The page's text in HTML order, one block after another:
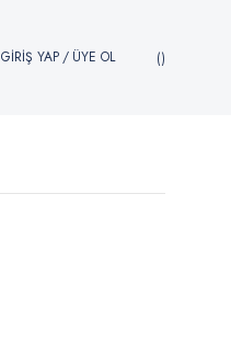
GİRİŞ YAP/ ÜYE OL